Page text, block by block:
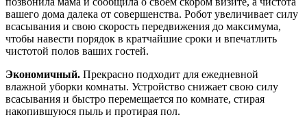
вашего дома далека от совершенства. Робот увеличивает силу
всасывания и свою скорость передвижения до максимума,
чтобы навести порядок в кратчайшие сроки и впечатлить
чистотой полов ваших гостей.
Экономичный. Прекрасно подходит для ежедневной
влажной уборки комнаты. Устройство снижает свою силу
всасывания и быстро перемещается по комнате, стирая
накопившуюся пыль и протирая пол.